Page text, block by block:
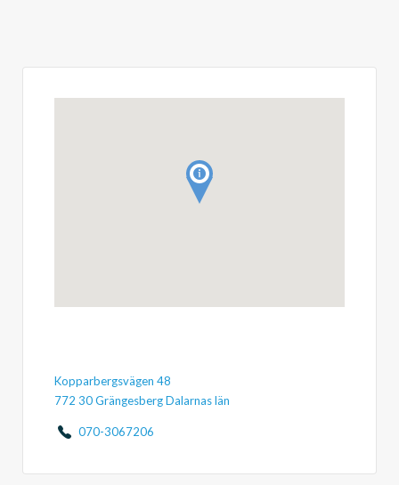
Kopparbergsvägen 48
772 30 Grängesberg Dalarnas län
070-3067206